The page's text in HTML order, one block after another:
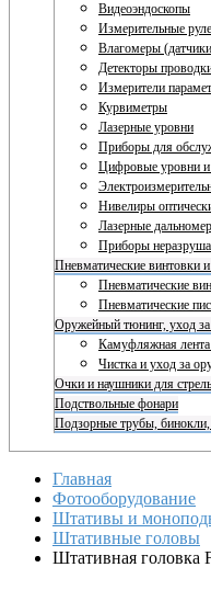
Видеоэндоскопы
Измерительные
Влагомеры
Детекторы
Измерители
Курвиметры
Лазерные уровни
Приборы для
Цифровые уровни
Нивелиры
Лазерные
Приборы
Пневматические винтовки
Пневматические
Пневматические
Оружейный тюнинг, уход
Камуфляжная
Чистка и уход за
Очки и наушники для
Подствольные фонари
Подзорные трубы,
Главная
Фотооборудование
Штативы и
Штативные головы
Штативная головка